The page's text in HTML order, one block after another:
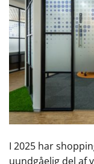
I 2025 har
uundgåelig del af